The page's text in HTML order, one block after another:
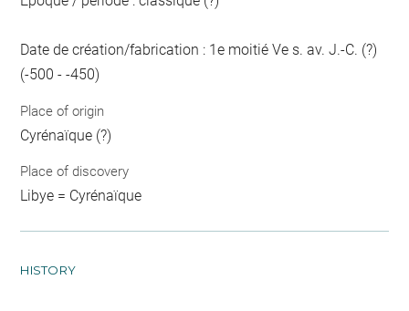
Date de création/fabrication : 1e moitié Ve s. av. J.-C. (?)
(-500 - -450)
Place of origin
Cyrénaïque (?)
Place of discovery
Libye = Cyrénaïque
HISTORY